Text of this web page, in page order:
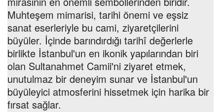
Muhteşem mimarisi, tarihi önemi ve eşsiz
sanat eserleriyle bu cami, ziyaretçilerini
büyüler. İçinde barındırdığı tarihî değerlerle
birlikte İstanbul'un en ikonik yapılarından biri
olan Sultanahmet Camii'ni ziyaret etmek,
unutulmaz bir deneyim sunar ve İstanbul'un
büyüleyici atmosferini hissetmek için harika bir
fırsat sağlar.